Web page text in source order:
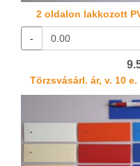
2 oldalon lakkozott
-
Törzsvásárl. ár, v. 10